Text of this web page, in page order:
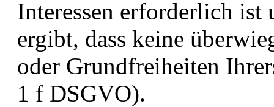
Interessen erforderlich
ergibt, dass keine
oder Grundfreiheiten
1 f DSGVO).